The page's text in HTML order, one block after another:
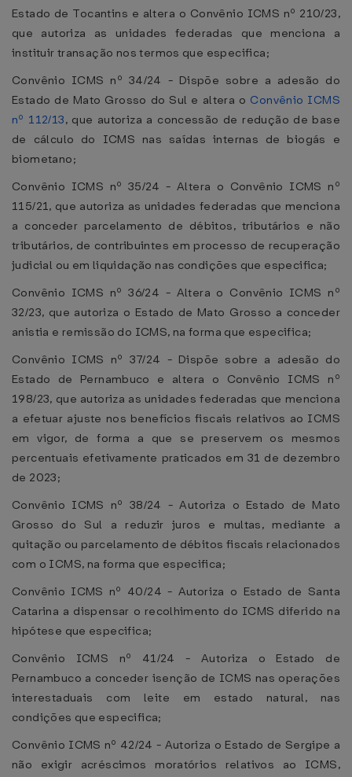
Estado de Tocantins e altera o Convênio ICMS nº 210/23,
que autoriza as unidades federadas que menciona a
instituir transação nos termos que especifica;
Convênio ICMS nº 34/24 - Dispõe sobre a adesão do
Estado de Mato Grosso do Sul e altera o Convênio ICMS
nº 112/13, que autoriza a concessão de redução de base
de cálculo do ICMS nas saídas internas de biogás e
biometano;
Convênio ICMS nº 35/24 - Altera o Convênio ICMS nº
115/21, que autoriza as unidades federadas que menciona
a conceder parcelamento de débitos, tributários e não
tributários, de contribuintes em processo de recuperação
judicial ou em liquidação nas condições que especifica;
Convênio ICMS nº 36/24 - Altera o Convênio ICMS nº
32/23, que autoriza o Estado de Mato Grosso a conceder
anistia e remissão do ICMS, na forma que especifica;
Convênio ICMS nº 37/24 - Dispõe sobre a adesão do
Estado de Pernambuco e altera o Convênio ICMS nº
198/23, que autoriza as unidades federadas que menciona
a efetuar ajuste nos benefícios fiscais relativos ao ICMS
em vigor, de forma a que se preservem os mesmos
percentuais efetivamente praticados em 31 de dezembro
de 2023;
Convênio ICMS nº 38/24 - Autoriza o Estado de Mato
Grosso do Sul a reduzir juros e multas, mediante a
quitação ou parcelamento de débitos fiscais relacionados
com o ICMS, na forma que especifica;
Convênio ICMS nº 40/24 - Autoriza o Estado de Santa
Catarina a dispensar o recolhimento do ICMS diferido na
hipótese que especifica;
Convênio ICMS nº 41/24 - Autoriza o Estado de
Pernambuco a conceder isenção de ICMS nas operações
interestaduais com leite em estado natural, nas
condições que especifica;
Convênio ICMS nº 42/24 - Autoriza o Estado de Sergipe a
não exigir acréscimos moratórios relativos ao ICMS,